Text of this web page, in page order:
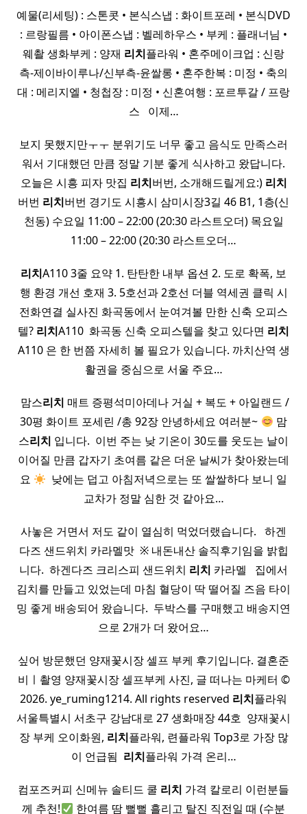
예물(리세팅) : 스톤콧 • 본식스냅 : 화이트포레 • 본식DVD
: 르랑필름 • 아이폰스냅 : 벨레하우스 • 부케 : 플래너님 •
웨촬 생화부케 : 양재 리치플라워 • 혼주메이크업 : 신랑
측-제이바이루나/신부측-윤쌀롱 • 혼주한복 : 미정 • 축의
대 : 메리지엘 • 청첩장 : 미정 • 신혼여행 : 포르투갈 / 프랑
스 ​ ​ 이제…
보지 못했지만ㅜㅜ 분위기도 너무 좋고 음식도 만족스러
워서 기대했던 만큼 정말 기분 좋게 식사하고 왔답니다.
오늘은 시흥 피자 맛집 리치버번, 소개해드릴게요:) 리치
버번 리치버번 경기도 시흥시 삼미시장3길 46 B1, 1층(신
천동) 수요일 11:00 – 22:00 (20:30 라스트오더) 목요일
11:00 – 22:00 (20:30 라스트오더…
리치A110 3줄 요약 1. 탄탄한 내부 옵션 2. 도로 확폭, 보
행 환경 개선 호재 3. 5호선과 2호선 더블 역세권 클릭 시
전화연결 실사진 화곡동에서 눈여겨볼 만한 신축 오피스
텔? 리치A110 ​ 화곡동 신축 오피스텔을 찾고 있다면 리치
A110 은 한 번쯤 자세히 볼 필요가 있습니다. 까치산역 생
활권을 중심으로 서울 주요…
​ 맘스리치 매트 증평석미아데나 거실 + 복도 + 아일랜드 /
30평 화이트 포세린 /총 92장 안녕하세요 여러분~
맘
스리치 입니다. ​ 이번 주는 낮 기온이 30도를 웃도는 날이
이어질 만큼 갑자기 초여름 같은 더운 날씨가 찾아왔는데
요
​ 낮에는 덥고 아침저녁으로는 또 쌀쌀하다 보니 일
교차가 정말 심한 것 같아요…
사놓은 거면서 저도 같이 열심히 먹었더랬습니다. ​ ​ 하겐
다즈 샌드위치 카라멜맛 ​ ※ 내돈내산 솔직후기임을 밝힙
니다. ​ 하겐다즈 크리스피 샌드위치 리치 카라멜 ​ ​ 집에서
김치를 만들고 있었는데 마침 혈당이 딱 떨어질 즈음 타이
밍 좋게 배송되어 왔습니다. ​ 두박스를 구매했고 배송지연
으로 2개가 더 왔어요…
싶어 방문했던 양재꽃시장 셀프 부케 후기입니다. 결혼준
비ㅣ촬영 양재꽃시장 셀프부케 사진, 글 떠나는 마케터 ©️
2026. ye_ruming1214. All rights reserved 리치플라워
서울특별시 서초구 강남대로 27 생화매장 44호 ​ 양재꽃시
장 부케 오이화원, 리치플라워, 련플라워 Top3로 가장 많
이 언급됨 ​ 리치플라워 가격 온리…
컴포즈커피 신메뉴 솔티드 쿨 리치 가격 칼로리 이런분들
께 추천!
한여름 땀 뻘뻘 흘리고 탈진 직전일 때 (수분